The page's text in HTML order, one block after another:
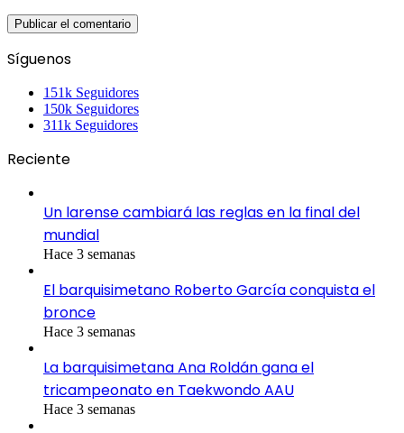
Síguenos
151k Seguidores
150k Seguidores
311k Seguidores
Reciente
Un larense cambiará las reglas en la final del
mundial
Hace 3 semanas
El barquisimetano Roberto García conquista el
bronce
Hace 3 semanas
La barquisimetana Ana Roldán gana el
tricampeonato en Taekwondo AAU
Hace 3 semanas